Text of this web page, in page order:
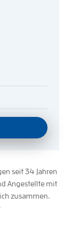
seit 34 Jahren
Angestellte mit
zusammen.